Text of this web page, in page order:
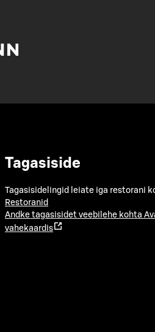
Tagasiside
Tagasisidelingid leiate iga restorani
Restoranid
Andke tagasisidet veebilehe kohta
vahekaardis